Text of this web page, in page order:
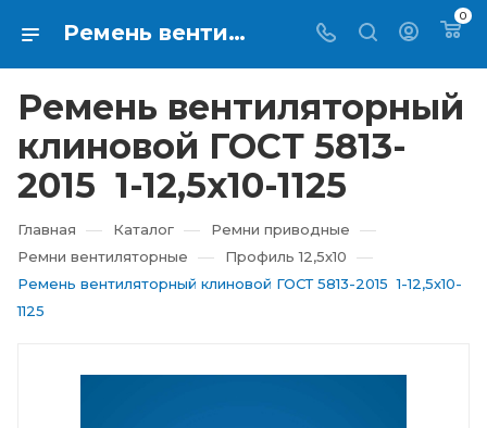
Ремень вентиляторный клиновой ГОСТ 5813-2015 1-12,5х10-1125 купить в Екатеринбурге ⇨ RTI-KUPI
0
Ремень вентиляторный
клиновой ГОСТ 5813-
2015 1-12,5х10-1125
Главная — Каталог — Ремни приводные —
Ремни вентиляторные — Профиль 12,5х10 —
Ремень вентиляторный клиновой ГОСТ 5813-2015 1-12,5х10-
1125